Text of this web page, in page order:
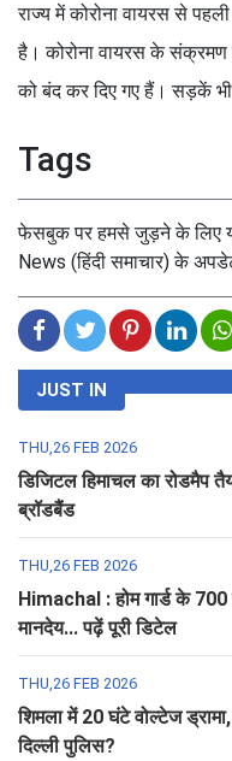
राज्य में कोरोना वायरस से
है। कोरोना वायरस के संक्रमण
को बंद कर दिए गए हैं। सड़कें
Tags
फेसबुक पर हमसे जुड़ने के लिए
News (हिंदी समाचार) के
JUST IN
THU,26 FEB 2026
डिजिटल हिमाचल का रोडमैप
ब्रॉडबैंड
THU,26 FEB 2026
Himachal : होम गार्ड के 700
मानदेय... पढ़ें पूरी डिटेल
THU,26 FEB 2026
शिमला में 20 घंटे वोल्टेज
दिल्ली पुलिस?